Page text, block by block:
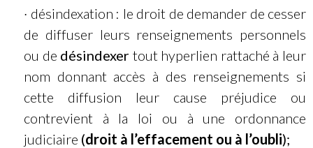
· désindexation : le droit de demander de cesser
de diffuser leurs renseignements personnels
ou de désindexer tout hyperlien rattaché à leur
nom donnant accès à des renseignements si
cette diffusion leur cause préjudice ou
contrevient à la loi ou à une ordonnance
judiciaire (droit à l’effacement ou à l’oubli);